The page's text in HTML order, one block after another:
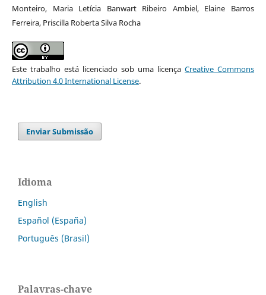
Monteiro, Maria Letícia Banwart Ribeiro Ambiel, Elaine Barros
Ferreira, Priscilla Roberta Silva Rocha
Este trabalho está licenciado sob uma licençaCreative Commons
Attribution 4.0 International License.
Enviar Submissão
Idioma
English
Español (España)
Português (Brasil)
Palavras-chave